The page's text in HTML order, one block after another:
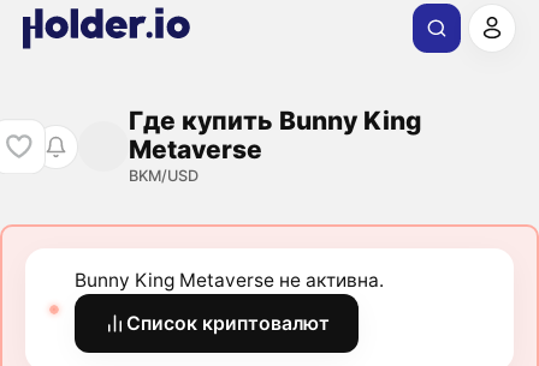
Где купить Bunny King
Metaverse
BKM/USD
Bunny King Metaverse не активна.
Список криптовалют